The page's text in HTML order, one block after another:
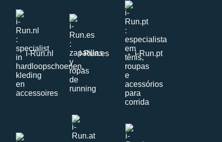
i-Run.nl i-Run.es i-Run.pt